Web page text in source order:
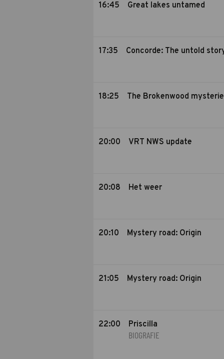
16:45 Great lakes untamed
17:35 Concorde: The untold
18:25 The Brokenwood
20:00 VRT NWS update
20:08 Het weer
20:10 Mystery road: Origin
21:05 Mystery road: Origin
22:00 Priscilla
BIOGRAFIE